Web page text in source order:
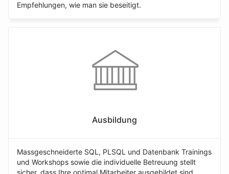
Empfehlungen, wie man sie beseitigt.
Ausbildung
Massgeschneiderte SQL, PLSQL und Datenbank Trainings
und Workshops sowie die individuelle Betreuung stellt
sicher, dass Ihre optimal Mitarbeiter ausgebildet sind.